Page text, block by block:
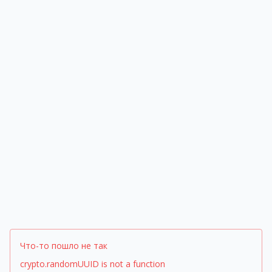
Что-то пошло не так
crypto.randomUUID is not a function